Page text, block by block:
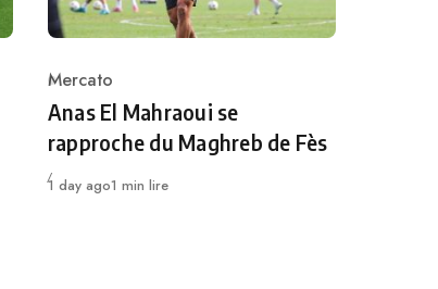
Category
Mercato
Anas El Mahraoui se
rapproche du Maghreb de Fès
Publié
1 day ago1 min lire